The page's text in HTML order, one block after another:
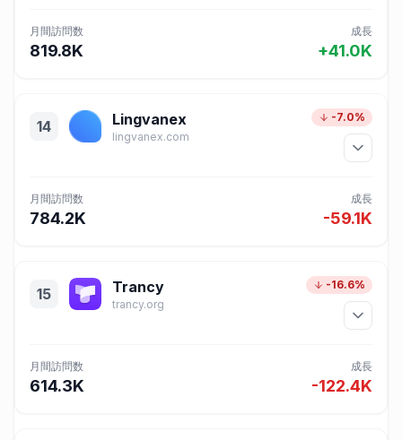
月間訪問数
819.8K
成長
+41.0K
14 Lingvanex
lingvanex.com
-7.0%
月間訪問数
784.2K
成長
-59.1K
15 Trancy
trancy.org
-16.6%
月間訪問数
614.3K
成長
-122.4K